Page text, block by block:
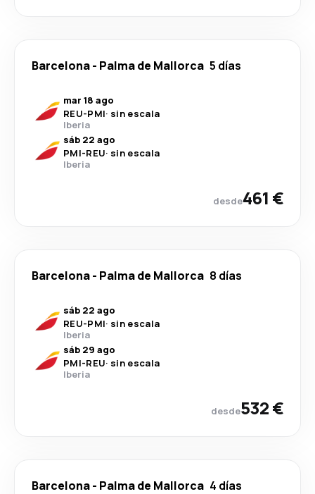
Barcelona- Palma de Mallorca 5 días
mar 18 ago
REU-PMI· sin escala
Iberia
sáb 22 ago
PMI-REU· sin escala
Iberia
desde461 €
Barcelona- Palma de Mallorca 8 días
sáb 22 ago
REU-PMI· sin escala
Iberia
sáb 29 ago
PMI-REU· sin escala
Iberia
desde532 €
Barcelona- Palma de Mallorca 4 días